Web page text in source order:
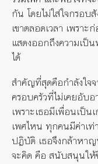
กัน โดยไม่ใส่ใจกรอบ
เขาตลอดเวลา เพรา
แสดงออกถึงความเป็
ได้
สำคัญที่สุดคือกำลังใจ
ครอบครัวที่ไม่เคยอับ
เพราะเธอมีเพื่อนเป็น
เพศไหน ทุกคนมีค่าเท่
ปฏิบัติ เธอจึงกล้าหา
จะคิด คือ สนับสนุนให้ซิ